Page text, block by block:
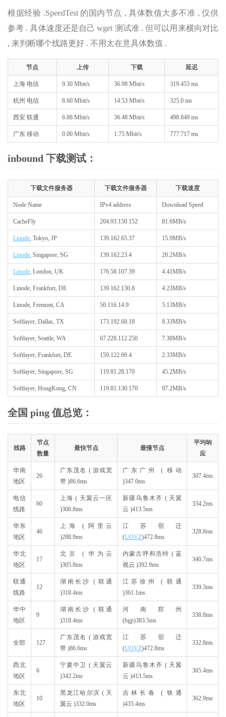
根据经验 .SpeedTest 的国内节点 , 具体数值大多不准 , 仅供
参考 . 具体速度还是自己 wget 测试准 . 但可以用来横向对比
, 来判断哪个线路更好 . 不用太在意具体数值 .
节点 上传 下载 延迟
上海 电信 9.30 Mbit/s 36.98 Mbit/s 319.455 ms
杭州 电信 8.60 Mbit/s 14.53 Mbit/s 325.0 ms
西安 联通 6.88 Mbit/s 36.48 Mbit/s 498.849 ms
广东 移动 0.00 Mbit/s 1.75 Mbit/s 777.717 ms
inbound 下载测试：
下载文件服务器 下载文件服务器 下载速度
Node Name IPv4 address Download Speed
CacheFly 204.93.150.152 81.6MB/s
Linode, Tokyo, JP 139.162.65.37 15.9MB/s
Linode, Singapore, SG 139.162.23.4 20.2MB/s
Linode, London, UK 176.58.107.39 4.41MB/s
Linode, Frankfurt, DE 139.162.130.8 4.23MB/s
Linode, Fremont, CA 50.116.14.9 5.13MB/s
Softlayer, Dallas, TX 173.192.68.18 8.33MB/s
Softlayer, Seattle, WA 67.228.112.250 7.38MB/s
Softlayer, Frankfurt, DE 159.122.69.4 2.33MB/s
Softlayer, Singapore, SG 119.81.28.170 45.2MB/s
Softlayer, HongKong, CN 119.81.130.170 97.2MB/s
全国 ping 值总览：
线路
节点
数量
最快节点 最慢节点
平均响
应
华南
地区
26
广东茂名 ( 游戏宽
带 )86.6ms
广东广州 ( 移动
)347.0ms
307.4ms
电信
线路
60
上海 ( 天翼云一区
)300.8ms
新疆乌鲁木齐 ( 天翼
云 )413.5ms
334.2ms
华东
地区
46
上海 ( 阿里云
)288.9ms
江苏宿迁
(UOVZ)472.8ms
328.8ms
华北
地区
17
北京 ( 华为云
)305.8ms
内蒙古呼和浩特 ( 蓝
视云 )392.9ms
340.7ms
联通
线路
12
湖南长沙 ( 联通
)318.4ms
江苏徐州 ( 联通
)361.1ms
339.3ms
华中
地区
9
湖南长沙 ( 联通
)318.4ms
河南郑州
(bgp)383.5ms
338.8ms
全部 127
广东茂名 ( 游戏宽
带 )86.6ms
江苏宿迁
(UOVZ)472.8ms
332.8ms
西北
地区
6
宁夏中卫 ( 天翼云
)342.2ms
新疆乌鲁木齐 ( 天翼
云 )413.5ms
365.4ms
东北
地区
10
黑龙江哈尔滨 ( 天
翼云 )332.0ms
吉林长春 ( 铁通
)435.4ms
362.9ms